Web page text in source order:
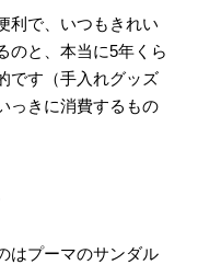
利で、いつもきれい
のと、本当に5年くら
です（手入れグッズ
っきに消費するもの
はプーマのサンダル